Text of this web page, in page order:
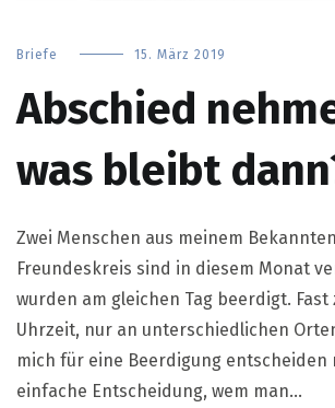
Briefe 15. März 2019
Abschied
was bleibt
Zwei Menschen aus meinem
Freundeskreis sind in diesem Monat
wurden am gleichen Tag beerdigt. Fast
Uhrzeit, nur an unterschiedlichen
mich für eine Beerdigung entscheiden
einfache Entscheidung, wem man…